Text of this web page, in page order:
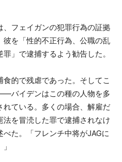
フェイガンの犯罪行為の証拠
彼を「性的不正行為、公職の乱
」で逮捕するよう勧告した。
食的で残虐であった。そしてこ
バイデンはこの種の人物を多
れている。多くの場合、解雇だ
を冒涜した罪で逮捕されなけ
た。「フレンチ中将がJAGに